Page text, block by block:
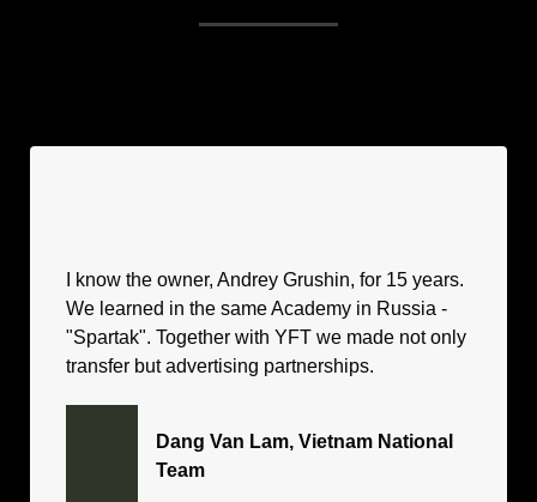
I know the owner, Andrey Grushin, for 15 years.
We learned in the same Academy in Russia -
"Spartak". Together with YFT we made not only
transfer but advertising partnerships.
Dang Van Lam, Vietnam National
Team